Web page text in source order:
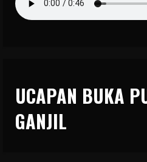
UCAPAN BUKA
GANJIL